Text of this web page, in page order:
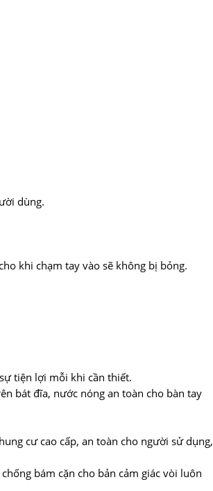
dùng.
khi chạm tay vào sẽ không bị bỏng.
tiện lợi mỗi khi cần thiết.
bát đĩa, nước nóng an toàn cho bàn tay
cư cao cấp, an toàn cho người sử dụng,
bám cặn cho bản cảm giác vòi luôn